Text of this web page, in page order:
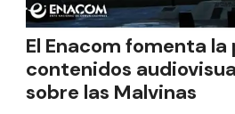
El Enacom fomenta
contenidos
sobre las Malvinas